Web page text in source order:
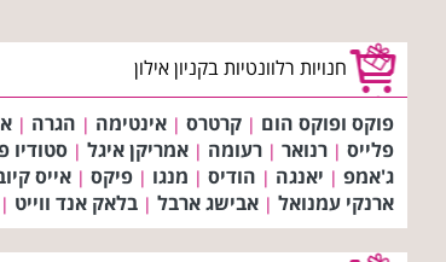
חנויות רלוונטיות בקניון אילון
פוקס ופוקס הום | קרטרס | אינטימה | הגרה |
פלייס | רנואר | רעומה | אמריקן איגל |
ג'אמפ | יאנגה | הודיס | מנגו | פיקס | אייס
ארנקי עמנואל | אבישג ארבל | בלאק אנד ווייט |